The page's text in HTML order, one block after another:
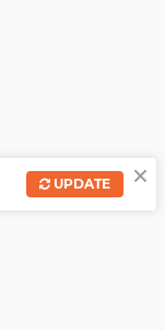
×
UPDATE